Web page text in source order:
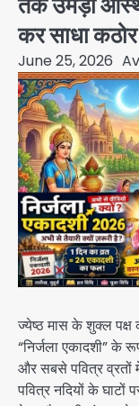
कर साधा
June 25, 2026
ज्येष्ठ मास के शुक्ल
“निर्जला एकादशी” के
और सबसे पवित्र व्रतों
पवित्र नदियों के घाटों